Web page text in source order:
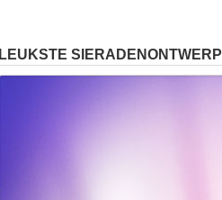
LEUKSTE SIERADENONTWERP